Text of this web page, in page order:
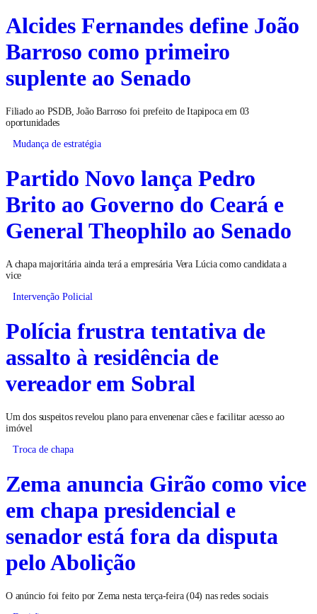
Alcides Fernandes define João
Barroso como primeiro
suplente ao Senado
Filiado ao PSDB, João Barroso foi prefeito de Itapipoca em 03
oportunidades
Mudança de estratégia
Partido Novo lança Pedro
Brito ao Governo do Ceará e
General Theophilo ao Senado
A chapa majoritária ainda terá a empresária Vera Lúcia como candidata a
vice
Intervenção Policial
Polícia frustra tentativa de
assalto à residência de
vereador em Sobral
Um dos suspeitos revelou plano para envenenar cães e facilitar acesso ao
imóvel
Troca de chapa
Zema anuncia Girão como vice
em chapa presidencial e
senador está fora da disputa
pelo Abolição
O anúncio foi feito por Zema nesta terça-feira (04) nas redes sociais